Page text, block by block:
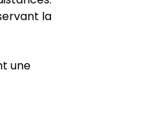
la
une